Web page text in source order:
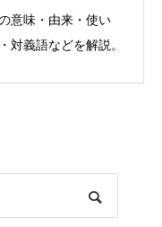
意味・由来・使い
対義語などを解説。